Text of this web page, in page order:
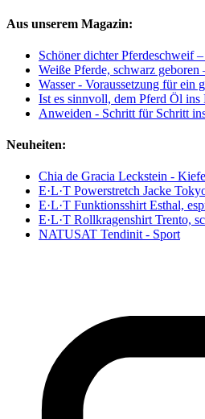
Aus unserem Magazin:
Schöner dichter Pferdeschweif
Weiße Pferde, schwarz
Wasser - Voraussetzung für ein
Ist es sinnvoll, dem Pferd Öl ins
Anweiden - Schritt für Schritt
Neuheiten:
Chia de Gracia Leckstein -
E·L·T Powerstretch Jacke
E·L·T Funktionsshirt Esthal,
E·L·T Rollkragenshirt Trento,
NATUSAT Tendinit - Sport